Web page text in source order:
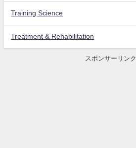
Training Science
Treatment & Rehabilitation
スポンサーリンク